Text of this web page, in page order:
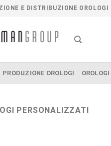
E DISTRIBUZIONE OROLOGI
PRODUZIONE OROLOGI
PERSONALIZZATI